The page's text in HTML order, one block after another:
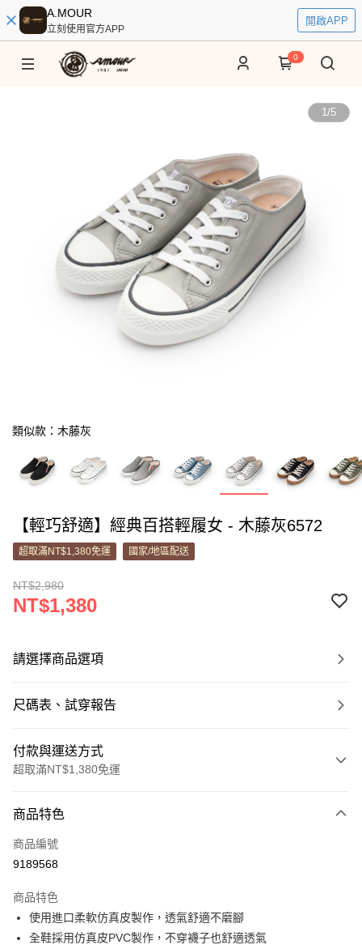
A.MOUR
立刻使用官方APP
開啟APP
0
1/5
類似款：木藤灰
【輕巧舒適】經典百搭輕履女 - 木藤灰6572
超取滿NT$1,380免運 國家/地區配送
NT$2,980
NT$1,380
請選擇商品選項
尺碼表、試穿報告
付款與運送方式
超取滿NT$1,380免運
信用卡一次付款
信用卡分期付款
合作金庫商業銀行
華南商業銀行
彰化商業銀行
上海商業儲蓄銀行
台北富邦商業銀行
超商取貨付款
LINE Pay
商品特色
商品編號
9189568
商品特色
使用進口柔軟仿真皮製作，透氣舒適不磨腳
全鞋採用仿真皮PVC製作，不穿襪子也舒適透氣